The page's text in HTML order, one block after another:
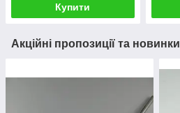
Купити
Акційні пропозиції та новинки